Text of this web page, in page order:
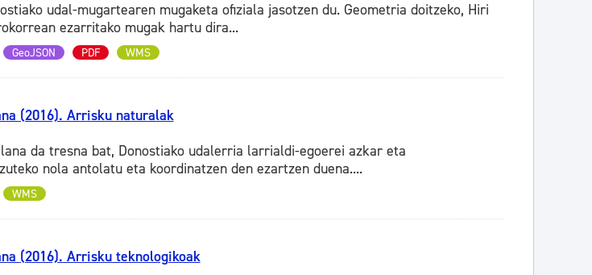
udal-mugartearen mugaketa ofiziala jasotzen du. Geometria doitzeko, Hiri
ezarritako mugak hartu dira...
GeoJSON PDF WMS
(2016). Arrisku naturalak
da tresna bat, Donostiako udalerria larrialdi-egoerei azkar eta
nola antolatu eta koordinatzen den ezartzen duena....
WMS
(2016). Arrisku teknologikoak